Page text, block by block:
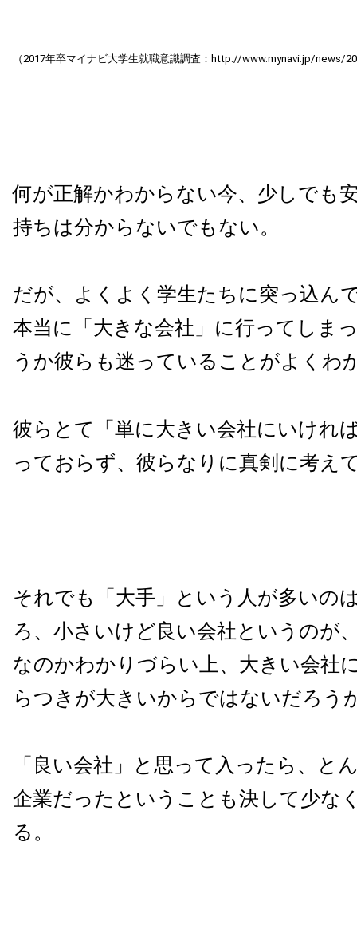
（2017年卒マイナビ大学生就職意識調査：http://www.mynavi.jp/news/
何が正解かわからない今、少しでも
持ちは分からないでもない。
だが、よくよく学生たちに突っ込ん
本当に「大きな会社」に行ってしま
うか彼らも迷っていることがよくわ
彼らとて「単に大きい会社にいけれ
っておらず、彼らなりに真剣に考え
それでも「大手」という人が多いの
ろ、小さいけど良い会社というのが
なのかわかりづらい上、大きい会社
らつきが大きいからではないだろう
「良い会社」と思って入ったら、と
企業だったということも決して少な
る。